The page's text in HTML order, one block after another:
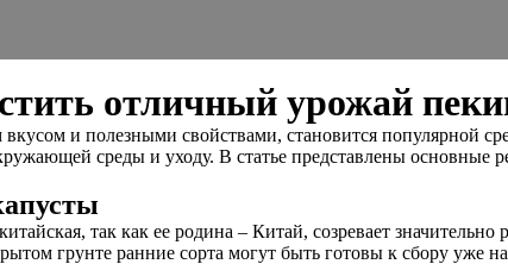
отличный урожай
и полезными свойствами, становится популярной
среды и уходу. В статье представлены
так как ее родина – Китай, созревает
грунте ранние сорта могут быть готовы к сбору уже